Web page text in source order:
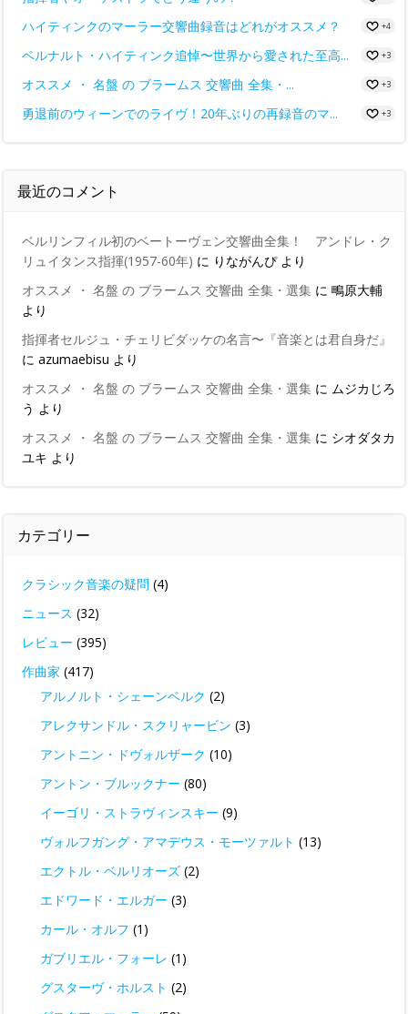
ハイティンクのマーラー交響曲録音はどれがオススメ？ +4
ベルナルト・ハイティンク追悼〜世界から愛された至高... +3
オススメ ・ 名盤 の ブラームス 交響曲 全集・... +3
勇退前のウィーンでのライヴ！20年ぶりの再録音のマ... +3
最近のコメント
ベルリンフィル初のベートーヴェン交響曲全集！ アンドレ・ク
リュイタンス指揮(1957-60年) に りながんぴより
オススメ ・ 名盤 の ブラームス 交響曲 全集・選集 に 鴫原大輔
より
指揮者セルジュ・チェリビダッケの名言〜『音楽とは君自身だ』
に azumaebisu より
オススメ ・ 名盤 の ブラームス 交響曲 全集・選集 に ムジカじろ
う より
オススメ ・ 名盤 の ブラームス 交響曲 全集・選集 に シオダタカ
ユキ より
カテゴリー
クラシック音楽の疑問 (4)
ニュース (32)
レビュー (395)
作曲家 (417)
アルノルト・シェーンベルク (2)
アレクサンドル・スクリャービン (3)
アントニン・ドヴォルザーク (10)
アントン・ブルックナー (80)
イーゴリ・ストラヴィンスキー (9)
ヴォルフガング・アマデウス・モーツァルト (13)
エクトル・ベルリオーズ (2)
エドワード・エルガー (3)
カール・オルフ (1)
ガブリエル・フォーレ (1)
グスターヴ・ホルスト (2)